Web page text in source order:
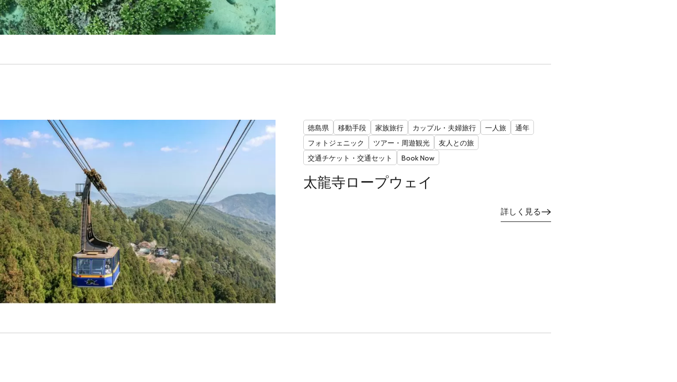
徳島県 移動手段 家族旅行 カップル・夫婦旅行 一人旅
通年
フォトジェニック
ツアー・周遊観光
友人との旅
交通チケット・交通セット
Book Now
太龍寺ロープウェイ
詳しく見る